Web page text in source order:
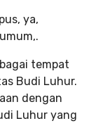
ya,
tempat
Budi Luhur.
dengan
Luhur yang